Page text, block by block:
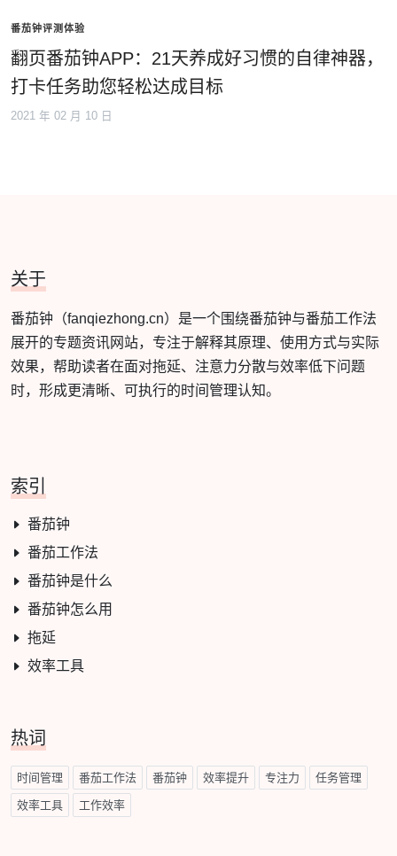
番茄钟评测体验
翻页番茄钟APP：21天养成好习惯的自律神器，
打卡任务助您轻松达成目标
2021 年 02 月 10 日
关于
番茄钟（fanqiezhong.cn）是一个围绕番茄钟与番茄工作法
展开的专题资讯网站，专注于解释其原理、使用方式与实际
效果，帮助读者在面对拖延、注意力分散与效率低下问题
时，形成更清晰、可执行的时间管理认知。
索引
番茄钟
番茄工作法
番茄钟是什么
番茄钟怎么用
拖延
效率工具
热词
时间管理 番茄工作法 番茄钟 效率提升 专注力 任务管理
效率工具 工作效率